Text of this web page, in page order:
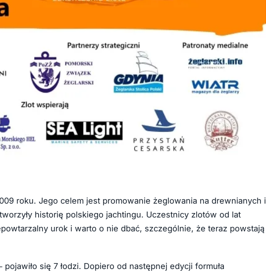
roku. Jego celem jest promowanie żeglowania na drewnianych i
historię polskiego jachtingu. Uczestnicy zlotów od lat
urok i warto o nie dbać, szczególnie, że teraz powstają
się 7 łodzi. Dopiero od następnej edycji formuła